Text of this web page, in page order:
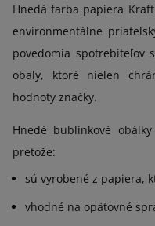
Hnedá farba papiera
environmentálne
povedomia spotrebiteľov
obaly, ktoré nielen
hodnoty značky.
Hnedé bublinkové
pretože:
sú vyrobené z papiera,
vhodné na opätovné